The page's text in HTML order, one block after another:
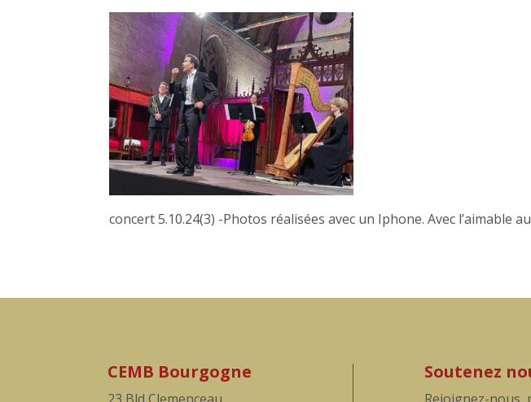
concert 5.10.24(3) -Photos réalisées avec un Iphone. Avec l’aimable
CEMB Bourgogne Soutenez